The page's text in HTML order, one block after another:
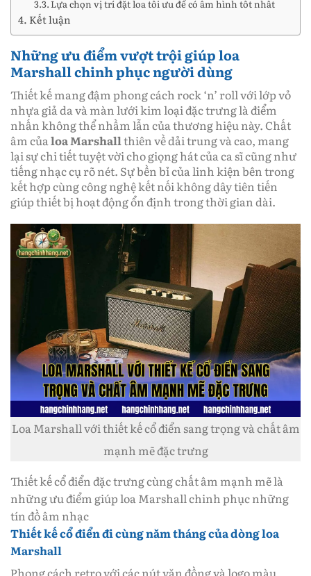
Lựa chọn vị trí đặt loa tối ưu để có âm hình tốt nhất
Kết luận
Những ưu điểm vượt trội giúp loa
Marshall chinh phục người dùng
Thiết kế mang đậm phong cách rock ‘n’ roll với lớp vỏ
nhựa giả da và màn lưới kim loại đặc trưng là điểm
nhấn không thể nhầm lẫn của thương hiệu này. Chất
âm củaloa Marshallthiên về dải trung và cao, mang
lại sự chi tiết tuyệt vời cho giọng hát của ca sĩ cũng như
tiếng nhạc cụ rõ nét. Sự bền bỉ của linh kiện bên trong
kết hợp cùng công nghệ kết nối không dây tiên tiến
giúp thiết bị hoạt động ổn định trong thời gian dài.
Loa Marshall với thiết kế cổ điển sang trọng và chất âm
mạnh mẽ đặc trưng
Thiết kế cổ điển đặc trưng cùng chất âm mạnh mẽ là
những ưu điểm giúp loa Marshall chinh phục những
tín đồ âm nhạc
Thiết kế cổ điển đi cùng năm tháng của dòng loa
Marshall